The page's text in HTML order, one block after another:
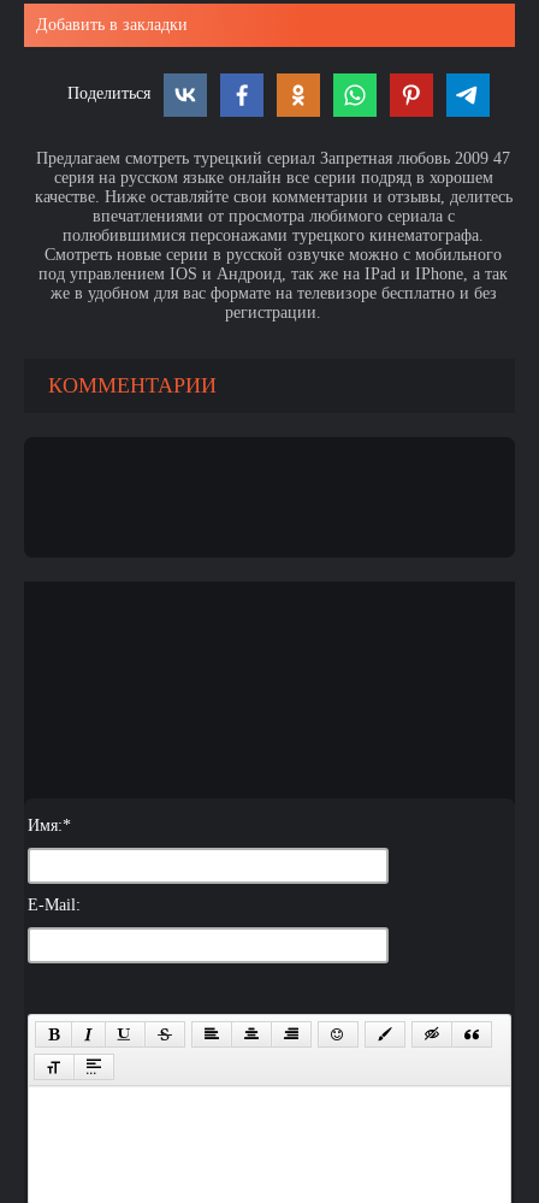
Добавить в закладки
Поделиться
Предлагаем смотреть турецкий сериал Запретная любовь 2009 47
серия на русском языке онлайн все серии подряд в хорошем
качестве. Ниже оставляйте свои комментарии и отзывы, делитесь
впечатлениями от просмотра любимого сериала с
полюбившимися персонажами турецкого кинематографа.
Смотреть новые серии в русской озвучке можно с мобильного
под управлением IOS и Андроид, так же на IPad и IPhone, а так
же в удобном для вас формате на телевизоре бесплатно и без
регистрации.
КОММЕНТАРИИ
Имя:*
E-Mail: